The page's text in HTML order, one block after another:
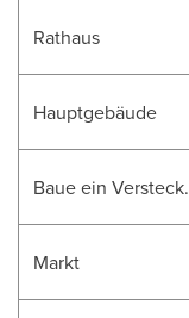
Rathaus
Hauptgebäude
Baue ein Versteck.
Markt